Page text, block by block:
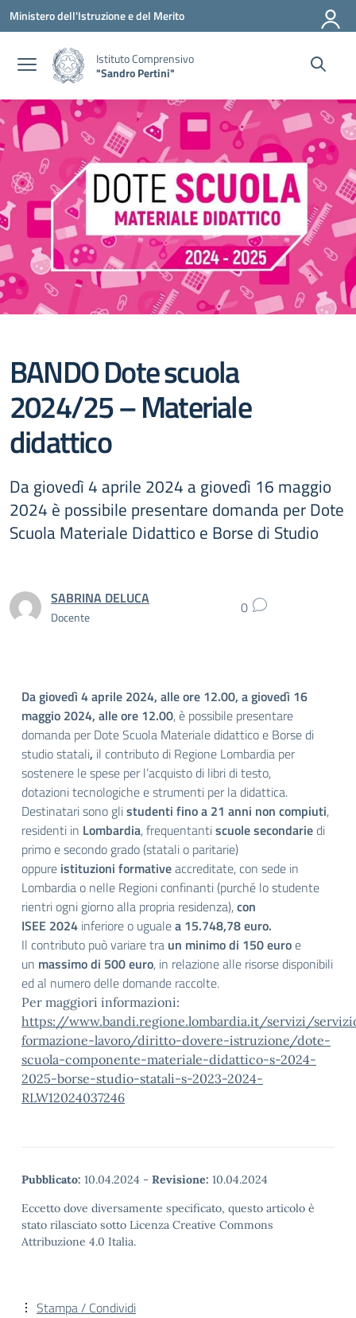
Vai ai contenuti
Vai al menu di navigazione
Vai al footer
Ministero dell'Istruzione e del Merito
Istituto Comprensivo
"Sandro Pertini"
BANDO Dote scuola
2024/25 – Materiale
didattico
Da giovedì 4 aprile 2024 a giovedì 16 maggio
2024 è possibile presentare domanda per Dote
Scuola Materiale Didattico e Borse di Studio
SABRINA DELUCA
Docente 0
Da giovedì 4 aprile 2024, alle ore 12.00, a giovedì 16
maggio 2024, alle ore 12.00, è possibile presentare
domanda per Dote Scuola Materiale didattico e Borse di
studio statali, il contributo di Regione Lombardia per
sostenere le spese per l’acquisto di libri di testo,
dotazioni tecnologiche e strumenti per la didattica.
Destinatari sono glistudenti fino a 21 anni non compiuti,
residenti in Lombardia, frequentantiscuole secondariedi
primo e secondo grado (statali o paritarie)
oppure istituzioni formativeaccreditate, con sede in
Lombardia o nelle Regioni confinanti (purché lo studente
rientri ogni giorno alla propria residenza),con
ISEE 2024 inferiore o ugualea 15.748,78 euro.
Il contributo può variare tra un minimo di 150 euroe
un massimo di 500 euro, in relazione alle risorse disponibili
ed al numero delle domande raccolte.
Per maggiori informazioni:
https://www.bandi.regione.lombardia.it/servizi/
formazione-lavoro/diritto-dovere-istruzione/dote-
scuola-componente-materiale-didattico-s-2024-
2025-borse-studio-statali-s-2023-2024-
RLW12024037246
Pubblicato: 10.04.2024 - Revisione: 10.04.2024
Eccetto dove diversamente specificato, questo articolo è
stato rilasciato sotto Licenza Creative Commons
Attribuzione 4.0 Italia.
Stampa / Condividi